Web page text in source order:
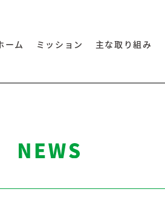
ーム ミッション 主な取り組み